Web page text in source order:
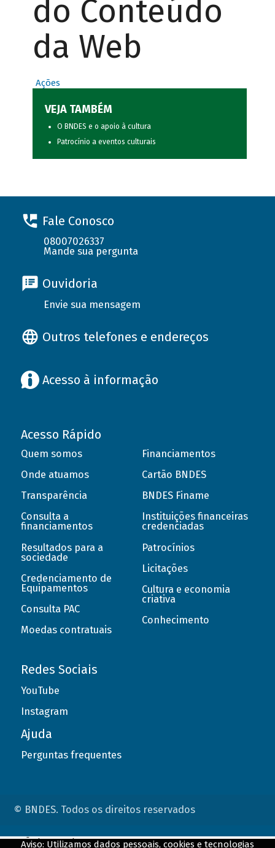
do Conteúdo
da Web
Ações
VEJA TAMBÉM
O BNDES e o apoio à cultura
Patrocínio a eventos culturais
Fale Conosco
08007026337
Mande sua pergunta
Ouvidoria
Envie sua mensagem
Outros telefones e endereços
Acesso à informação
Acesso Rápido
Quem somos
Onde atuamos
Transparência
Consulta a
financiamentos
Resultados para a
sociedade
Credenciamento de
Equipamentos
Consulta PAC
Moedas contratuais
Financiamentos
Cartão BNDES
BNDES Finame
Instituições financeiras
credenciadas
Patrocínios
Licitações
Cultura e economia
criativa
Conhecimento
Redes Sociais
YouTube
Instagram
Ajuda
Perguntas frequentes
© BNDES. Todos os direitos reservados
Aviso: Utilizamos dados pessoais, cookies e tecnologias
ConteÃºdo complementar